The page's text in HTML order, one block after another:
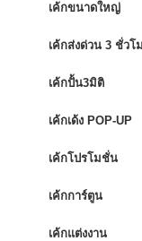
เค้กขนาดใหญ่
เค้กส่งด่วน 3 ชั่วโ
เค้กปั้น3มิติ
เค้กเด้ง POP-UP
เค้กโปรโมชั่น
เค้กการ์ตูน
เค้กแต่งงาน